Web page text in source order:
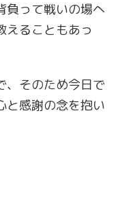
負って戦いの場へ
えることもあっ
、そのため今日で
と感謝の念を抱い